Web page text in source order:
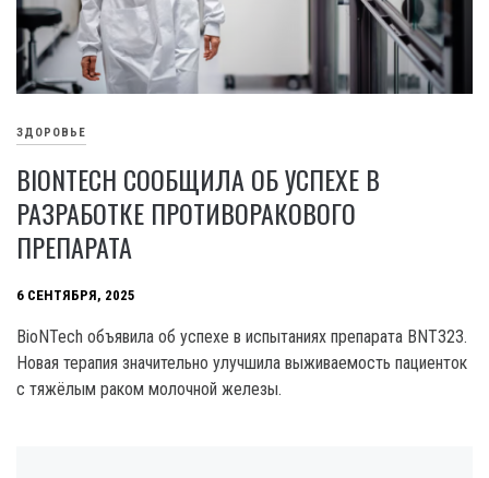
ЗДОРОВЬЕ
BIONTECH СООБЩИЛА ОБ УСПЕХЕ В
РАЗРАБОТКЕ ПРОТИВОРАКОВОГО
ПРЕПАРАТА
6 СЕНТЯБРЯ, 2025
BioNTech объявила об успехе в испытаниях препарата BNT323.
Новая терапия значительно улучшила выживаемость пациенток
с тяжёлым раком молочной железы.